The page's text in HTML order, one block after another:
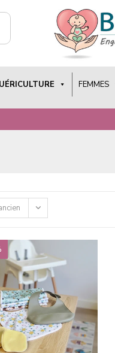
FEMMES